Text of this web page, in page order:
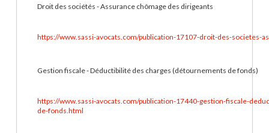
Droit des sociétés - Assurance chômage des dirigeants
https://www.sassi-avocats.com/publication-17107-droit-des-societes-
Gestion fiscale - Déductibilité des charges (détournements de fonds)
https://www.sassi-avocats.com/publication-17440-gestion-fiscale-
de-fonds.html